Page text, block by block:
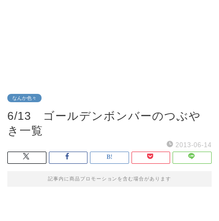
なんか色々
6/13 ゴールデンボンバーのつぶや
き一覧
2013-06-14
記事内に商品プロモーションを含む場合があります